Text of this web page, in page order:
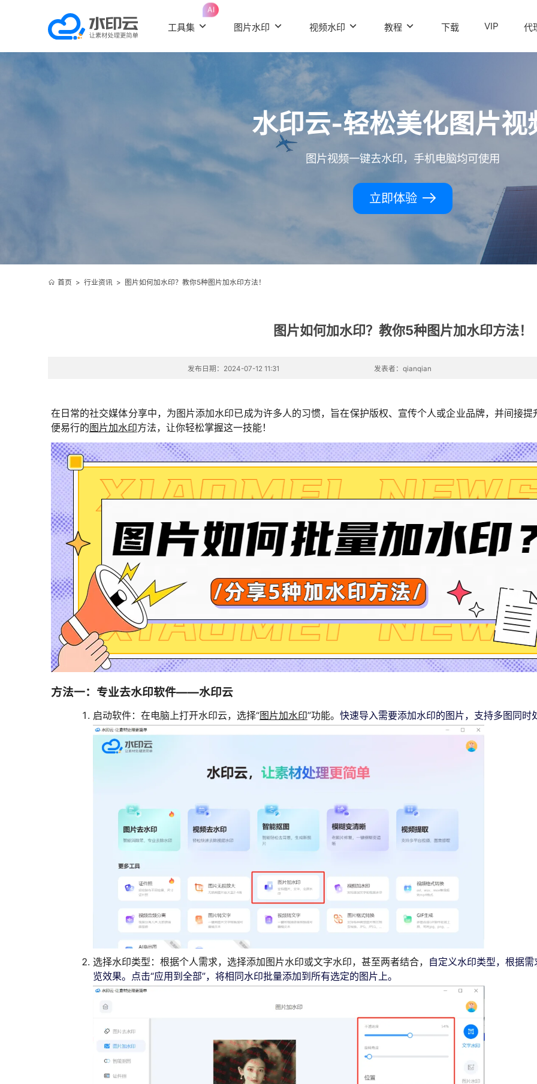
工具集
AI
图片水印 视频水印 教程 下载 VIP 代
水印云-轻松美化图片视
图片视频一键去水印，手机电脑均可使用
立即体验
首页 > 行业资讯> 图片如何加水印？教你5种图片加水印方法！
图片如何加水印？教你5种图片加水印方法！
发布日期：2024-07-12 11:31 发表者：qianqian
在日常的社交媒体分享中，为图片添加水印已成为许多人的习惯，旨在保护版权、宣传个人或企业品牌，并间接
便易行的图片加水印方法，让你轻松掌握这一技能！
方法一：专业去水印软件——水印云
启动软件：在电脑上打开水印云，选择“图片加水印”功能。 快速导入需要添加水印的图片，支持多图同时
选择水印类型 ：根据个人需求，选择添加图片水印或文字水印，甚至两者结合， 自定义水印类型，根据
览效果。 点击“应用到全部”，将相同水印批量添加到所有选定的图片上。